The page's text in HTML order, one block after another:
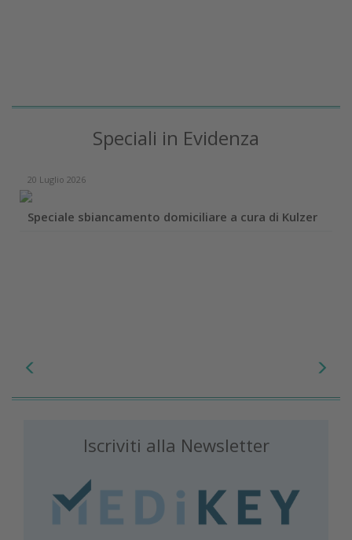
Speciali in Evidenza
20 Luglio 2026
Speciale sbiancamento domiciliare a cura di Kulzer
Iscriviti alla Newsletter